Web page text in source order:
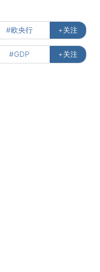
#欧央行 +关注
#GDP +关注